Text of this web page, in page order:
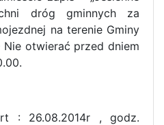
dróg gminnych za
na terenie Gminy
Nie otwierać przed dniem
: 26.08.2014r , godz.